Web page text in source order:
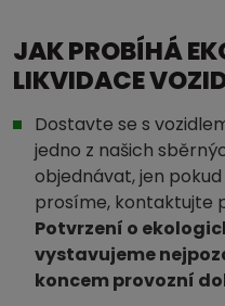
JAK PROBÍHÁ
LIKVIDACE
Dostavte se s
jedno z našich
objednávat, jen
prosíme, kontaktujte
Potvrzení o
vystavujeme
koncem provozní